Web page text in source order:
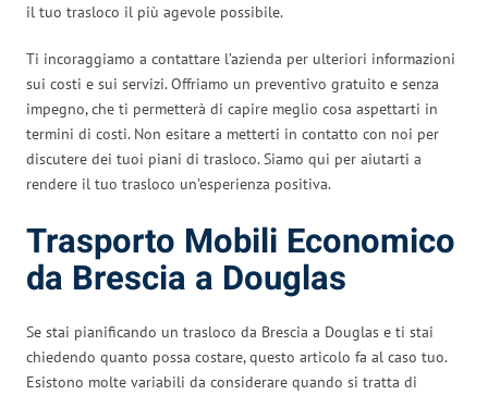
il tuo trasloco il più agevole possibile.
Ti incoraggiamo a contattare l’azienda per ulteriori informazioni
sui costi e sui servizi. Offriamo un preventivo gratuito e senza
impegno, che ti permetterà di capire meglio cosa aspettarti in
termini di costi. Non esitare a metterti in contatto con noi per
discutere dei tuoi piani di trasloco. Siamo qui per aiutarti a
rendere il tuo trasloco un’esperienza positiva.
Trasporto Mobili Economico
da Brescia a Douglas
Se stai pianificando un trasloco da Brescia a Douglas e ti stai
chiedendo quanto possa costare, questo articolo fa al caso tuo.
Esistono molte variabili da considerare quando si tratta di